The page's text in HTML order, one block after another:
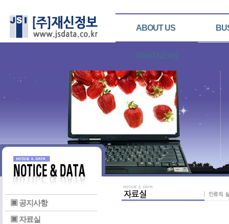
ABOUT US
PARTNERS
▣ 공지사항
▣ 자료실